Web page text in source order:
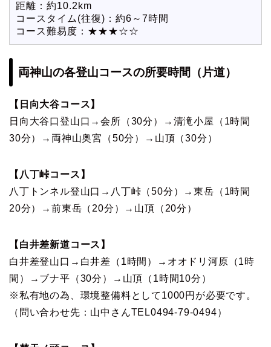
距離：約10.2km
コースタイム(往復)：約6～7時間
コース難易度：★★★☆☆
両神山の各登山コースの所要時間（片道）
【日向大谷コース】
日向大谷口登山口→会所（30分）→清滝小屋（1時間
30分）→両神山奥宮（50分）→山頂（30分）
【八丁峠コース】
八丁トンネル登山口→八丁峠（50分）→東岳（1時間
20分）→前東岳（20分）→山頂（20分）
【白井差新道コース】
白井差登山口→白井差（1時間）→オオドリ河原（1時
間）→ブナ平（30分）→山頂（1時間10分）
※私有地の為、環境整備料として1000円が必要です。
（問い合わせ先：山中さんTEL0494-79-0494）